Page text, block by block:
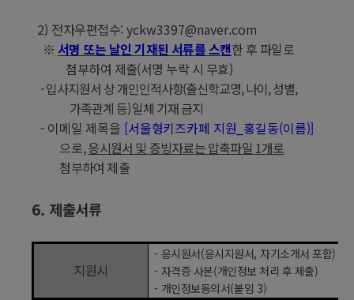
2) 전자우편접수: yckw3397@naver.com
※ 서명 또는 날인 기재된 서류를 스캔한 후 파일로
첨부하여 제출(서명 누락 시 무효)
-입사지원서 상 개인인적사항(출신학교명,나이,성별,
가족관계 등)일체 기재 금지
- 이메일 제목을 [서울형키즈카페 지원 홍길동(이름)]
으로,응시원서 및 증빙자료는 압축파일 1개로
첨부하여 제출
6. 제출서류
지원시
- 응시원서(응시지원서,자기소개서 포함) (
- 자격증 사본(개인정보 처리 후 제출)
- 개인정보동의서(붙임 3)